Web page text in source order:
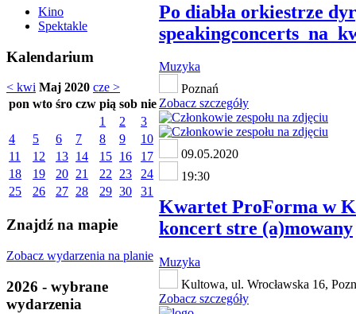
Kino
Spektakle
Kalendarium
< kwi Maj 2020 cze >
pon wto śro czw pią sob nie
1
2
3
4
5 6 7 8 9
10
11
12 13 14 15 16
17
18
19 20 21 22 23
24
25
26 27 28 29 30 31
Znajdź na mapie
Zobacz wydarzenia na planie
2026 - wybrane
wydarzenia
Po diabła orkiestrze
Muzyka
Poznań
Zobacz szczegóły
09.05.2020
19:30
Kwartet ProForma w
koncert stre (a)mowany
Muzyka
Kultowa, ul. Wrocławska 16,
Zobacz szczegóły